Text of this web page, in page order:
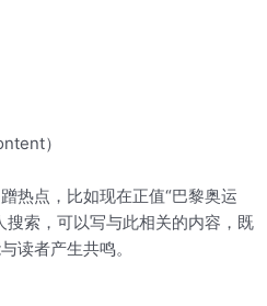
）
热点，比如现在正值“巴黎奥运
搜索，可以写与此相关的内容，既
读者产生共鸣。